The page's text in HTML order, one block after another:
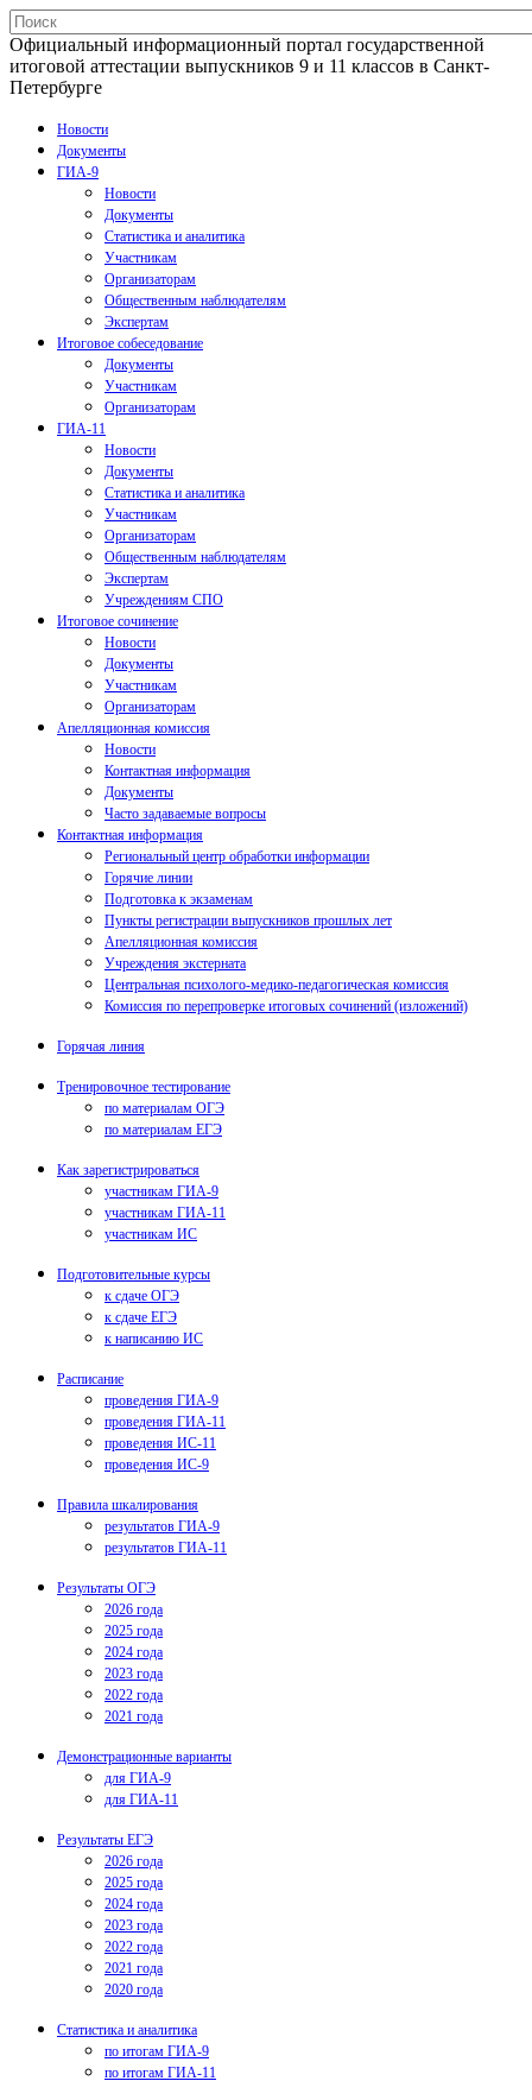
Официальный информационный портал государственной
итоговой аттестации выпускников 9 и 11 классов в Санкт-
Петербурге
Новости
Документы
ГИА-9
Новости
Документы
Статистика и аналитика
Участникам
Организаторам
Общественным наблюдателям
Экспертам
Итоговое собеседование
Документы
Участникам
Организаторам
ГИА-11
Новости
Документы
Статистика и аналитика
Участникам
Организаторам
Общественным наблюдателям
Экспертам
Учреждениям СПО
Итоговое сочинение
Новости
Документы
Участникам
Организаторам
Апелляционная комиссия
Новости
Контактная информация
Документы
Часто задаваемые вопросы
Контактная информация
Региональный центр обработки информации
Горячие линии
Подготовка к экзаменам
Пункты регистрации выпускников прошлых лет
Апелляционная комиссия
Учреждения экстерната
Центральная психолого-медико-педагогическая комиссия
Комиссия по перепроверке итоговых сочинений (изложений)
Горячая линия
Тренировочное тестирование
по материалам ОГЭ
по материалам ЕГЭ
Как зарегистрироваться
участникам ГИА-9
участникам ГИА-11
участникам ИС
Подготовительные курсы
к сдаче ОГЭ
к сдаче ЕГЭ
к написанию ИС
Расписание
проведения ГИА-9
проведения ГИА-11
проведения ИС-11
проведения ИС-9
Правила шкалирования
результатов ГИА-9
результатов ГИА-11
Результаты ОГЭ
2026 года
2025 года
2024 года
2023 года
2022 года
2021 года
Демонстрационные варианты
для ГИА-9
для ГИА-11
Результаты ЕГЭ
2026 года
2025 года
2024 года
2023 года
2022 года
2021 года
2020 года
Статистика и аналитика
по итогам ГИА-9
по итогам ГИА-11